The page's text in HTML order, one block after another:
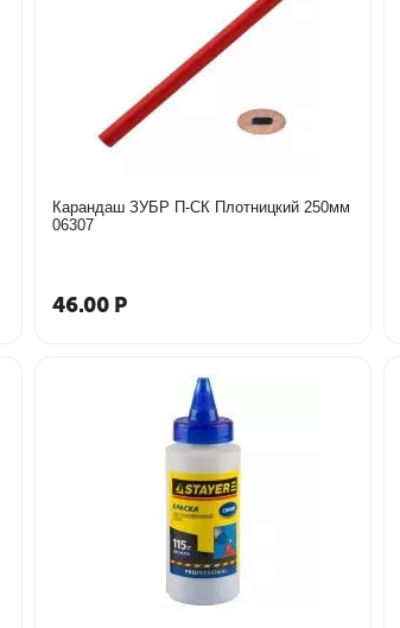
Карандаш ЗУБР П-СК Плотницкий 250мм
06307
46.00 Р